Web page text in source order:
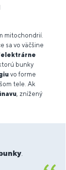
mitochondrií.
sa vo väčšine
bunky
vo forme
tele. Ak
, znížený
.